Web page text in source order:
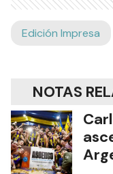
Edición Impresa
NOTAS